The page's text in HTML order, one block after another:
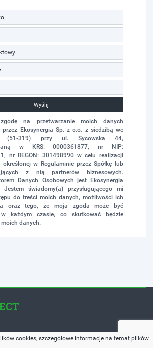
Wyślij
na przetwarzanie moich danych
przez Ekosynergia Sp. z o.o. z siedzibą we
(51-319) przy ul. Sycowska 44,
w KRS: 0000361877, nr NIP:
nr REGON: 301498990 w celu realizacji
określonej w Regulaminie przez Spółkę lub
z nią partnerów biznesowych.
Danych Osobowych jest Ekosynergia
świadomy(a) przysługującego mi
do treści moich danych, możliwości ich
oraz tego, że moja zgoda może być
w każdym czasie, co skutkować będzie
moich danych.
. All Rights Reserved.
cookies, szczegółowe informacje na temat plików